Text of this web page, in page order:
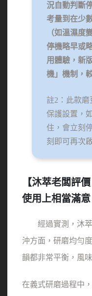
況自動判斷
考量到在少
（如溫濕度
停機略早或
用體驗，新
機」機制，
註2：此款
保護設置，
住，會立刻
刻即可再次
【沐萃老闆評
使用上相當滿意
經過實測，沐萃
沖方面，研磨均勻
韻都非常平衡，風
在義式研磨過程中